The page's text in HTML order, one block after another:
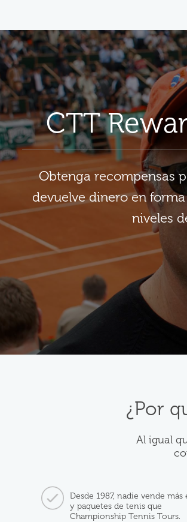
CTT
Obtenga recompensas
devuelve dinero en
niveles
¿Por
Al igual
Desde 1987, nadie vende más
y paquetes de tenis que
Championship Tennis Tours.